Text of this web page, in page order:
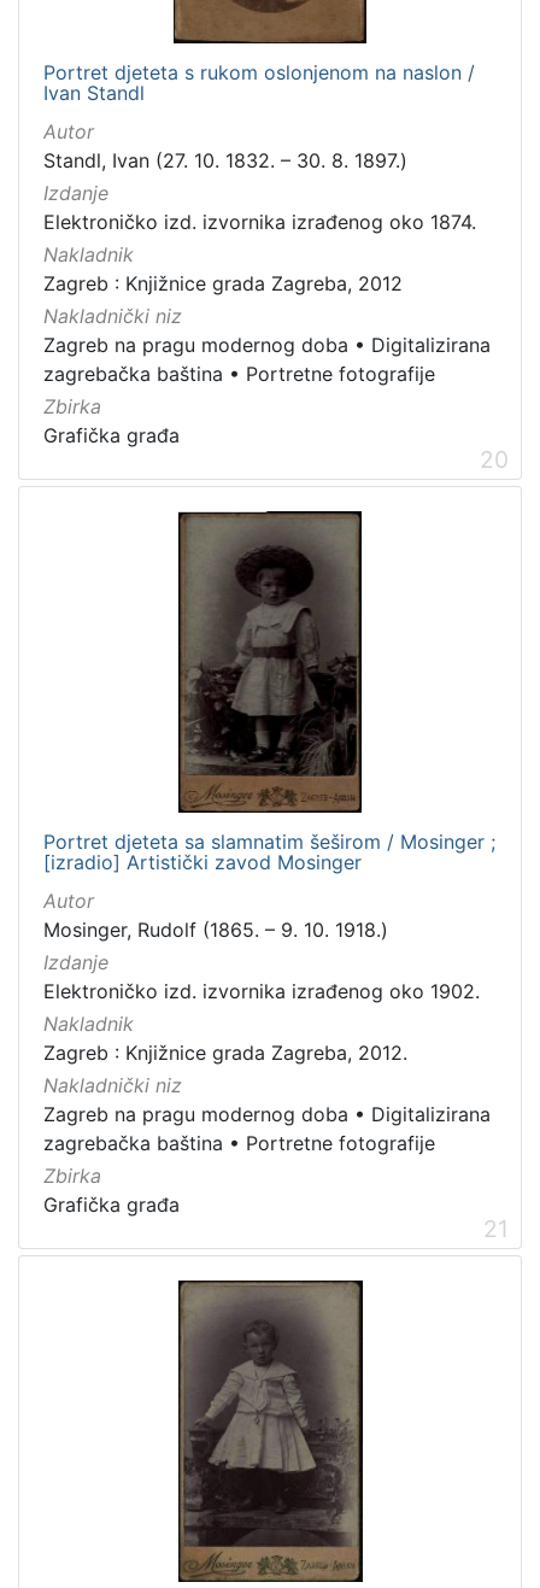
Portret djeteta s rukom oslonjenom na naslon /
Ivan Standl
Autor
Standl, Ivan (27. 10. 1832. – 30. 8. 1897.)
Izdanje
Elektroničko izd. izvornika izrađenog oko 1874.
Nakladnik
Zagreb : Knjižnice grada Zagreba, 2012
Nakladnički niz
Zagreb na pragu modernog doba • Digitalizirana
zagrebačka baština • Portretne fotografije
Zbirka
Grafička građa
20
Portret djeteta sa slamnatim šeširom / Mosinger ;
[izradio] Artistički zavod Mosinger
Autor
Mosinger, Rudolf (1865. – 9. 10. 1918.)
Izdanje
Elektroničko izd. izvornika izrađenog oko 1902.
Nakladnik
Zagreb : Knjižnice grada Zagreba, 2012.
Nakladnički niz
Zagreb na pragu modernog doba • Digitalizirana
zagrebačka baština • Portretne fotografije
Zbirka
Grafička građa
21